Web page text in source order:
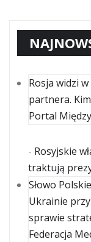
Rosja widzi
partnera.
Portal
- Rosyjskie
traktują
Słowo
Ukrainie
sprawie
Federacja